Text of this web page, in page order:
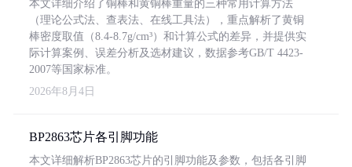
本文详细介绍了铜棒和黄铜棒重量的三种常用计算方法
（理论公式法、查表法、在线工具法），重点解析了黄铜
棒密度取值（8.4-8.7g/cm³）和计算公式的差异，并提供实
际计算案例、误差分析及选材建议，数据参考GB/T 4423-
2007等国家标准。
2026年8月4日
BP2863芯片各引脚功能
本文详细解析BP2863芯片的引脚功能及参数，包括各引脚